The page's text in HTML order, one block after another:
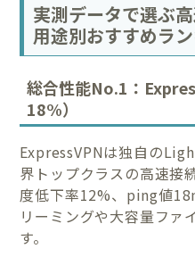
実測データで選ぶ
用途別おすすめラ
総合性能No.1：
18%）
ExpressVPNは独自の
界トップクラスの高速接
度低下率12%、ping値
リーミングや大容量ファ
す。